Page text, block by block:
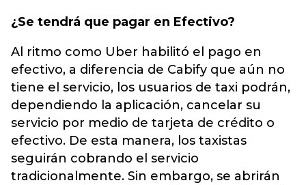
¿Se tendrá que pagar en Efectivo?
Al ritmo como Uber habilitó el pago en
efectivo, a diferencia de Cabify que aún no
tiene el servicio, los usuarios de taxi podrán,
dependiendo la aplicación, cancelar su
servicio por medio de tarjeta de crédito o
efectivo. De esta manera, los taxistas
seguirán cobrando el servicio
tradicionalmente. Sin embargo, se abrirán